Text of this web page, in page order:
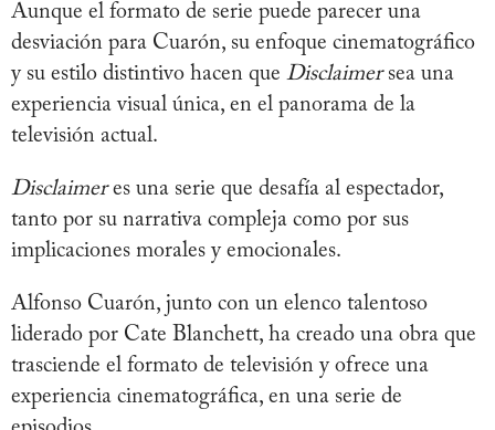
Aunque el formato de serie puede parecer una
desviación para Cuarón, su enfoque cinematográfico
y su estilo distintivo hacen que Disclaimersea una
experiencia visual única, en el panorama de la
televisión actual.
Disclaimeres una serie que desafía al espectador,
tanto por su narrativa compleja como por sus
implicaciones morales y emocionales.
Alfonso Cuarón, junto con un elenco talentoso
liderado por Cate Blanchett, ha creado una obra que
trasciende el formato de televisión y ofrece una
experiencia cinematográfica, en una serie de